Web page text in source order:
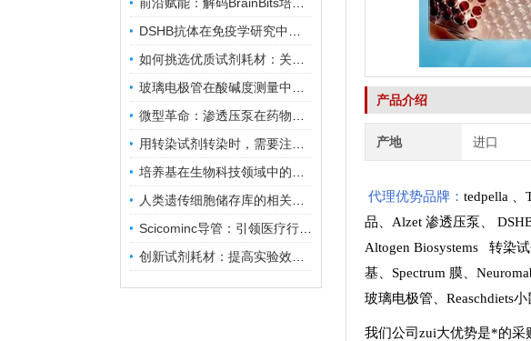
产品介绍
产地 进口
代理优势品牌： tedpella
品
Alzet 渗透压泵
Altogen Biosystems 转染试
基
Spectrum 膜
玻璃电极管
Reaschdiets
我们公司zui大优势是*的采